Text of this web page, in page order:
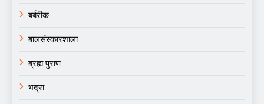
बर्बरीक
बालसंस्कारशाला
ब्रह्म पुराण
भद्रा